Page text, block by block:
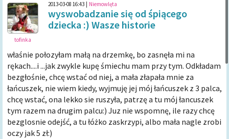
tofinka
2013-03-08 16:43 Niemowlęta
wyswobadzanie się od śpiącego
dziecka :) Wasze historie
właśnie połozyłam małą na drzemkę, bo zasnęła mi na
rękach....i ...jak zwykle kupę śmiechu mam przy tym. Odkładam
bezgłośnie, chcę wstać od niej, a mała złapała mnie za
łańcuszek, nie wiem kiedy, wyjmuję jej mój łańcuszek z 3 palca,
chcę wstać, ona lekko sie ruszyła, patrzę a tu mój łancuszek
tym razem na drugim palcu:) Juz nie wspomnę, ile razy chcę
bezglosnie odejść, a tu łóżko zaskrzypi, albo mała nagle zrobi
oczy jak 5 zł:)